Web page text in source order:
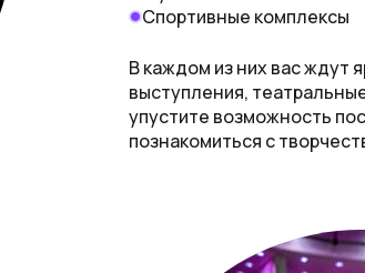
Спортивные комплексы
В каждом из них вас ждут
выступления,
упустите возможность
познакомиться с